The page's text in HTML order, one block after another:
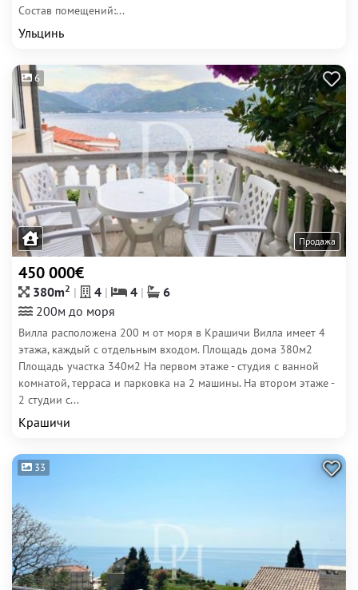
Состав помещений:...
Ульцинь
6
Продажа
450 000€
380m2 4 4
6
200м до моря
Вилла расположена 200 м от моря в Крашичи Вилла имеет 4
этажа, каждый с отдельным входом. Площадь дома 380м2
Площадь участка 340м2 На первом этаже - студия с ванной
комнатой, терраса и парковка на 2 машины. На втором этаже -
2 студии с...
Крашичи
33